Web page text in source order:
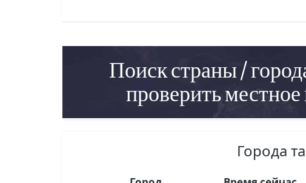
Поиск страны /
проверить местное
Города